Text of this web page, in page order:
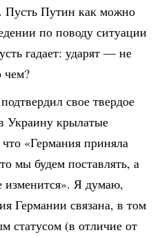
Путин как можно
по поводу ситуации
гадает: ударят — не
чем?
свое твердое
Украину крылатые
«Германия приняла
мы будем поставлять, а
изменится». Я думаю,
Германии связана, в том
статусом (в отличие от